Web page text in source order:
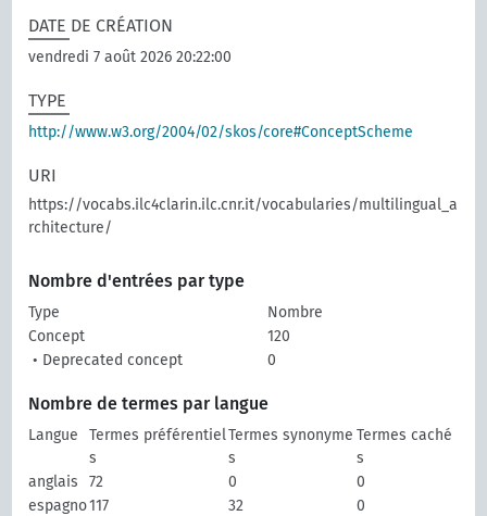
DATE DE CRÉATION
vendredi 7 août 2026 20:22:00
TYPE
http://www.w3.org/2004/02/skos/core#ConceptScheme
URI
https://vocabs.ilc4clarin.ilc.cnr.it/vocabularies/multilingual_a
rchitecture/
Nombre d'entrées par type
Type
Nombre
Concept
120
• Deprecated concept
0
Nombre de termes par langue
Langue
Termes préférentiel
s
Termes synonyme
s
Termes caché
s
anglais
72 0
0
espagno117 32 0